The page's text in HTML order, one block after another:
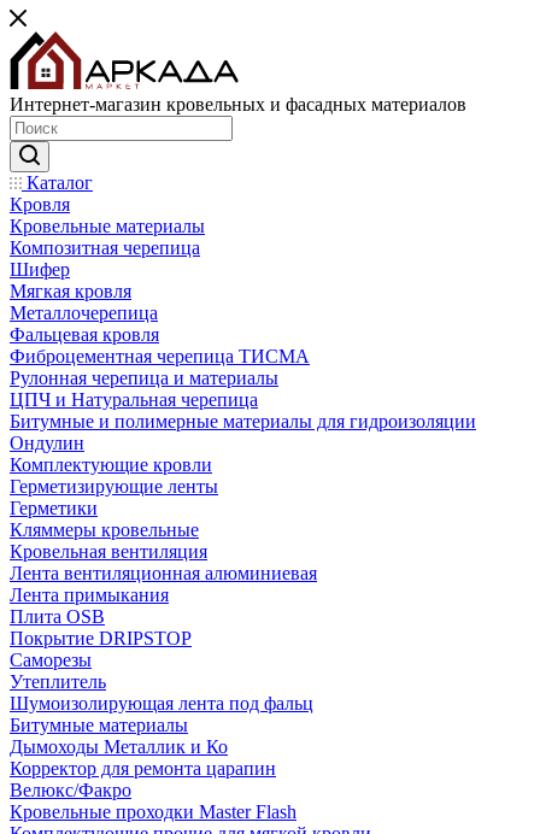
Интернет-магазин кровельных и фасадных материалов
Каталог
Кровля
Кровельные материалы
Композитная черепица
Шифер
Мягкая кровля
Металлочерепица
Фальцевая кровля
Фиброцементная черепица ТИСМА
Рулонная черепица и материалы
ЦПЧ и Натуральная черепица
Битумные и полимерные материалы для гидроизоляции
Ондулин
Комплектующие кровли
Герметизирующие ленты
Герметики
Кляммеры кровельные
Кровельная вентиляция
Лента вентиляционная алюминиевая
Лента примыкания
Плита OSB
Покрытие DRIPSTOP
Саморезы
Утеплитель
Шумоизолирующая лента под фальц
Битумные материалы
Дымоходы Металлик и Ко
Корректор для ремонта царапин
Велюкс/Факро
Кровельные проходки Master Flash